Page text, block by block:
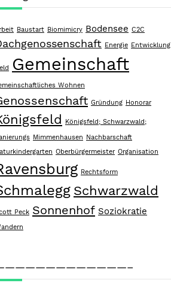
Baustart Biomimicry Bodensee C2C
Energie Entwicklung
Gemeinschaft
Wohnen
Gründung Honorar
Königsfeld; Schwarzwald;
Mimmenhausen Nachbarschaft
Oberbürgermeister Organisation
Rechtsform
Schwarzwald
Peck Sonnenhof Soziokratie